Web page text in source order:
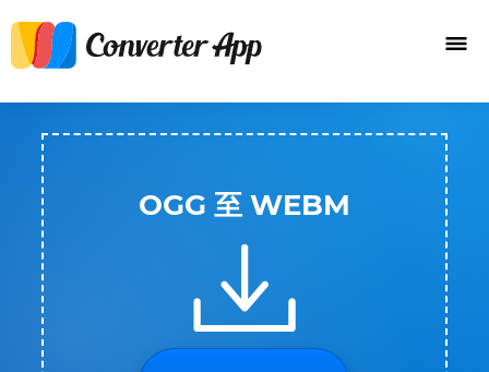
OGG 至 WEBM